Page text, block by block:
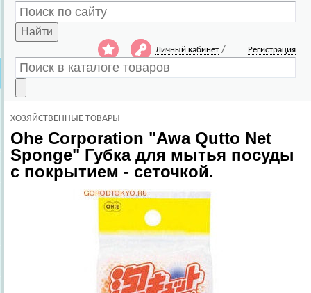
Найти
Личный кабинет / Регистрация
ХОЗЯЙСТВЕННЫЕ ТОВАРЫ
Ohe Corporation "Awa Qutto Net
Sponge" Губка для мытья посуды
с покрытием - сеточкой.